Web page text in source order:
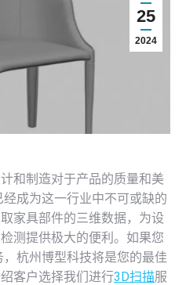
25
2024
和制造对于产品的质量和美
经成为这一行业中不可或缺的
家具部件的三维数据，为设
测提供极大的便利。如果您
，杭州博型科技将是您的最佳
客户选择我们进行3D扫描服